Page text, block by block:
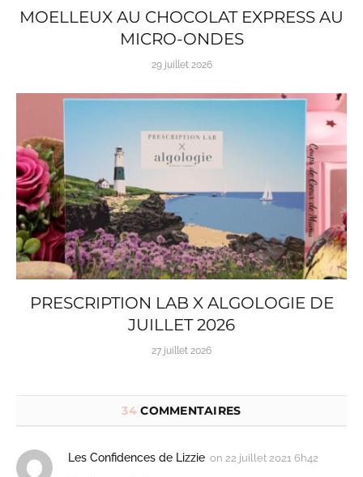
MOELLEUX AU CHOCOLAT EXPRESS AU
MICRO-ONDES
29 juillet 2026
PRESCRIPTION LAB X ALGOLOGIE DE
JUILLET 2026
27 juillet 2026
34COMMENTAIRES
Les Confidences de Lizzie on 22 juillet 2021 6h42